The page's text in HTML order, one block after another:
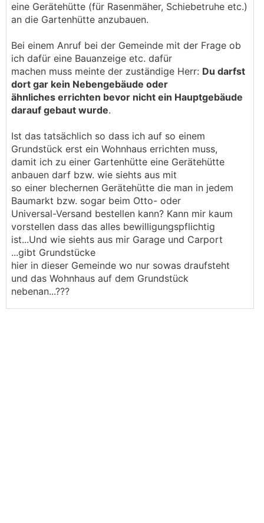
eine Gerätehütte (für Rasenmäher, Schiebetruhe etc.)
an die Gartenhütte anzubauen.
Bei einem Anruf bei der Gemeinde mit der Frage ob
ich dafür eine Bauanzeige etc. dafür
machen muss meinte der zuständige Herr: Du darfst
dort gar kein Nebengebäude oder
ähnliches errichten bevor nicht ein Hauptgebäude
darauf gebaut wurde.
Ist das tatsächlich so dass ich auf so einem
Grundstück erst ein Wohnhaus errichten muss,
damit ich zu einer Gartenhütte eine Gerätehütte
anbauen darf bzw. wie siehts aus mit
so einer blechernen Gerätehütte die man in jedem
Baumarkt bzw. sogar beim Otto- oder
Universal-Versand bestellen kann? Kann mir kaum
vorstellen dass das alles bewilligungspflichtig
ist...Und wie siehts aus mir Garage und Carport
...gibt Grundstücke
hier in dieser Gemeinde wo nur sowas draufsteht
und das Wohnhaus auf dem Grundstück
nebenan...???